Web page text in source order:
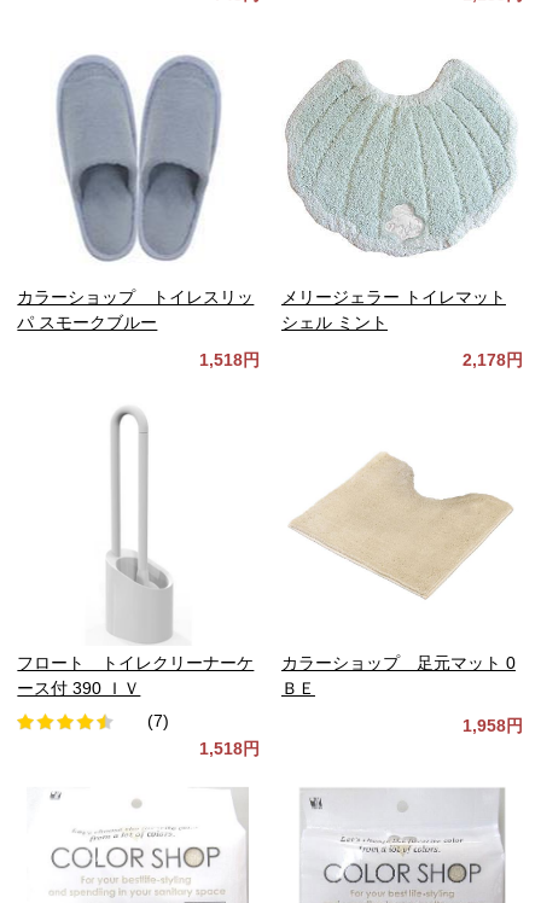
カラーショップ トイレスリッ
パ スモークブルー
1,518円
メリージェラー トイレマット
シェル ミント
2,178円
フロート トイレクリーナーケ
ース付 390 ＩＶ
(7)
1,518円
カラーショップ 足元マット 0
ＢＥ
1,958円